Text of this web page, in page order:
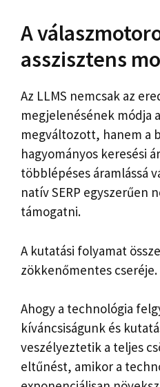
A
asszisztens
Az LLMS nemcsak az
megjelenésének módja
megváltozott, hanem a
hagyományos keresési
többlépéses áramlássá
natív SERP egyszerűen
támogatni.
A kutatási folyamat
zökkenőmentes cseréje.
Ahogy a technológia
kíváncsiságunk és
veszélyeztetik a teljes
eltűnést, amikor a